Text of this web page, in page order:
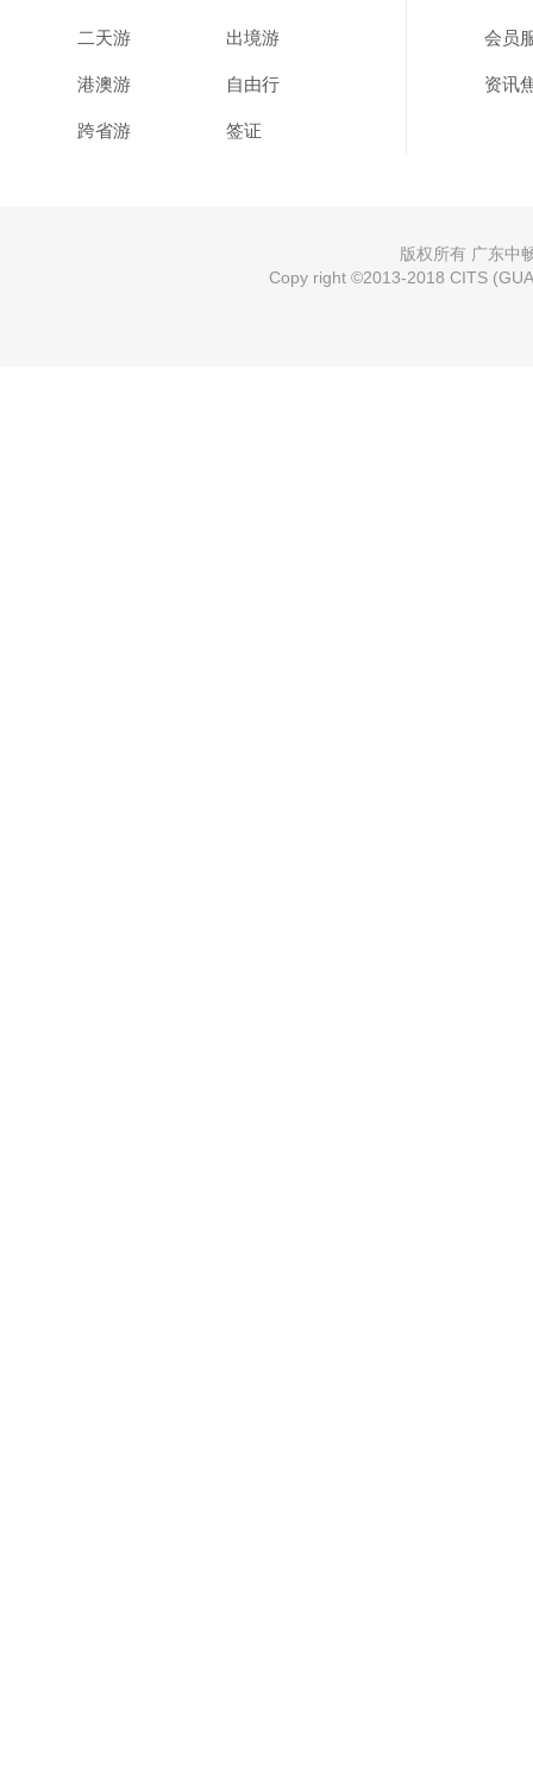
二天游 出境游
港澳游 自由行
跨省游 签证
会员
资讯
版权所有 广东中
Copy right ©2013-2018 CITS